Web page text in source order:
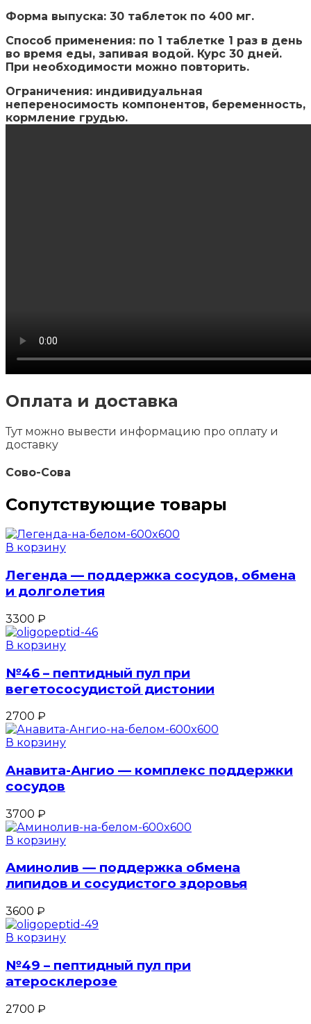
Форма выпуска: 30 таблеток по 400 мг.
Способ применения: по 1 таблетке 1 раз в день
во время еды, запивая водой. Курс 30 дней.
При необходимости можно повторить.
Ограничения: индивидуальная
непереносимость компонентов, беременность,
кормление грудью.
Оплата и доставка
Тут можно вывести информацию про оплату и
доставку
Сово-Сова
Сопутствующие товары
В корзину
Легенда — поддержка сосудов, обмена
и долголетия
3300 ₽
В корзину
№46 – пептидный пул при
вегетососудистой дистонии
2700 ₽
В корзину
Анавита-Ангио — комплекс поддержки
сосудов
3700 ₽
В корзину
Аминолив — поддержка обмена
липидов и сосудистого здоровья
3600 ₽
В корзину
№49 – пептидный пул при
атеросклерозе
2700 ₽